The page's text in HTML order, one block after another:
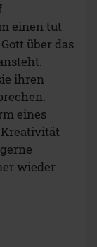
einen tut
über das
ihren
eines
Kreativität
wieder